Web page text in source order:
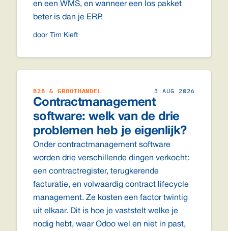
en een WMS, en wanneer een los pakket
beter is dan je ERP.
door Tim Kieft
B2B & GROOTHANDEL 3 AUG 2026
Contractmanagement
software: welk van de drie
problemen heb je eigenlijk?
Onder contractmanagement software
worden drie verschillende dingen verkocht:
een contractregister, terugkerende
facturatie, en volwaardig contract lifecycle
management. Ze kosten een factor twintig
uit elkaar. Dit is hoe je vaststelt welke je
nodig hebt, waar Odoo wel en niet in past,